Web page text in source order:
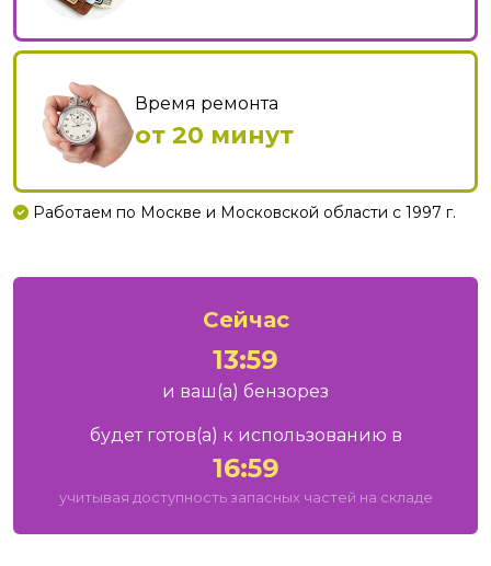
Время ремонта
от 20 минут
Работаем по Москве и Московской области с 1997 г.
Сейчас
13:59
и ваш(а) бензорез
будет готов(а) к использованию в
16:59
учитывая доступность запасных частей на складе